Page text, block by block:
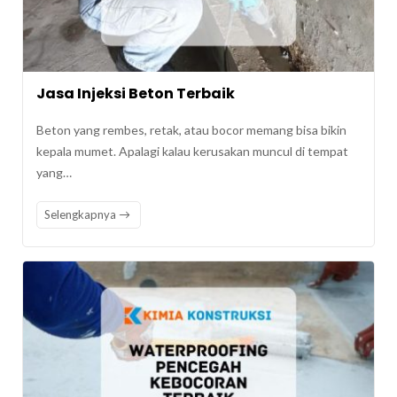
Jasa Injeksi Beton Terbaik
Beton yang rembes, retak, atau bocor memang bisa bikin
kepala mumet. Apalagi kalau kerusakan muncul di tempat
yang…
Selengkapnya